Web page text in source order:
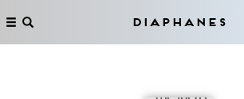
Diaphanes